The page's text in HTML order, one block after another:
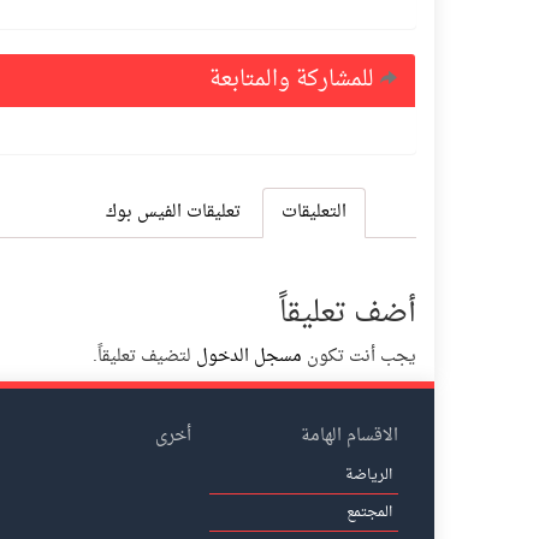
للمشاركة والمتابعة
التعليقات تعليقات الفيس بوك
أضف تعليقاً
يجب أنت تكون مسجل الدخول لتضيف تعليقاً.
الاقسام الهامة
الرياضة
المجتمع
أخرى